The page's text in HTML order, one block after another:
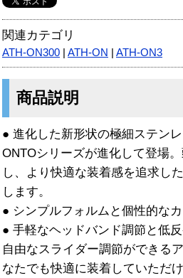
関連カテゴリ
ATH-ON300 ATH-ON ATH-ON3
商品説明
● 進化した新形状の極細ステン
ONTOシリーズが進化して登場
し、より快適な装着感を追求し
します。
● シンプルフォルムと個性的な
● 手軽なヘッドバンド調節と低
自由なスライダー調節ができる
なたでも快適に装着していただ